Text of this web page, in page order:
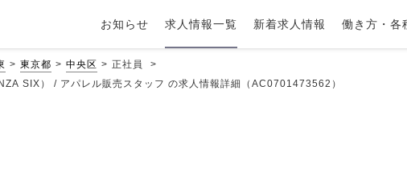
お知らせ 求人情報一覧 新着求人情報 働き方・各
東京都 中央区
正社員
SIX） / アパレル販売スタッフ の求人情報詳細（AC0701473562）